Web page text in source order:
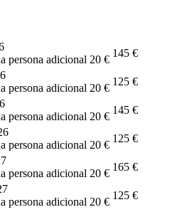
persona adicional 20 €
145 €
persona adicional 20 €
125 €
persona adicional 20 €
145 €
persona adicional 20 €
125 €
persona adicional 20 €
165 €
persona adicional 20 €
125 €